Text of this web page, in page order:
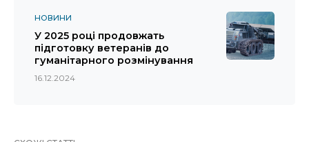
НОВИНИ
У 2025 році продовжать
підготовку ветеранів до
гуманітарного розмінування
16.12.2024